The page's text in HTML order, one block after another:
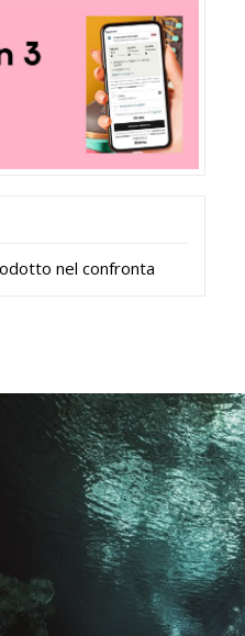
nel confronta